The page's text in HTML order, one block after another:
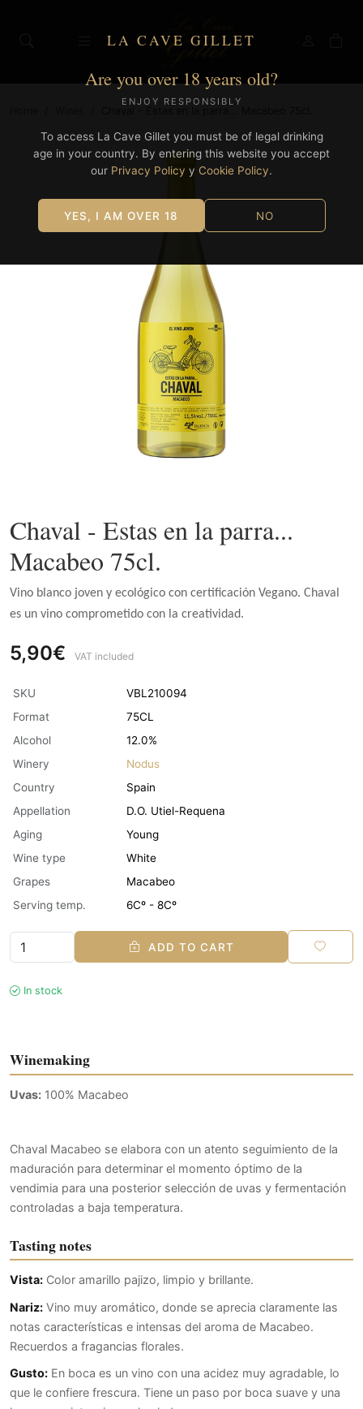
LA CAVE GILLET
Are you over 18 years old?
ENJOY RESPONSIBLY
To access La Cave Gillet you must be of legal drinking
age in your country. By entering this website you accept
our Privacy Policy y Cookie Policy.
YES, I AM OVER 18 NO
Chaval - Estas en la parra...
Macabeo 75cl.
Vino blanco joven y ecológico con certificación Vegano. Chaval
es un vino comprometido con la creatividad.
5,90€ VAT included
SKU
VBL210094
Format
75CL
Alcohol
12.0%
Winery
Nodus
Country
Spain
Appellation
D.O. Utiel-Requena
Aging
Young
Wine type
White
Grapes
Macabeo
Serving temp.
6Cº - 8Cº
ADD TO CART
In stock
Winemaking
Uvas: 100% Macabeo
Chaval Macabeo se elabora con un atento seguimiento de la
maduración para determinar el momento óptimo de la
vendimia para una posterior selección de uvas y fermentación
controladas a baja temperatura.
Tasting notes
Vista: Color amarillo pajizo, limpio y brillante.
Nariz: Vino muy aromático, donde se aprecia claramente las
notas características e intensas del aroma de Macabeo.
Recuerdos a fragancias florales.
Gusto: En boca es un vino con una acidez muy agradable, lo
que le confiere frescura. Tiene un paso por boca suave y una